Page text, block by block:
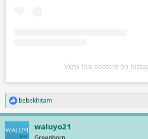
View this content on
R
e
a
c
bebekhitam
waluyo21